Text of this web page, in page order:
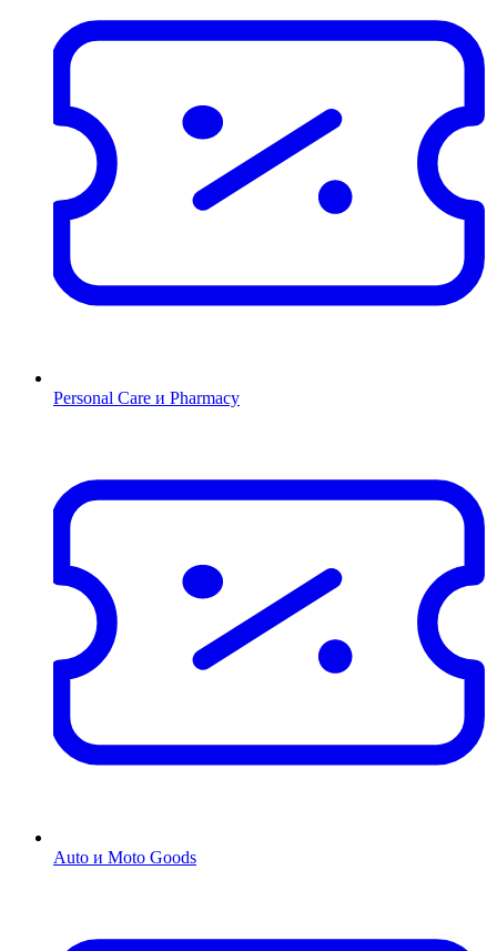
Personal Care и Pharmacy
Auto и Moto Goods